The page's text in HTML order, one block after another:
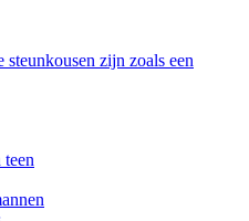
steunkousen zijn zoals een